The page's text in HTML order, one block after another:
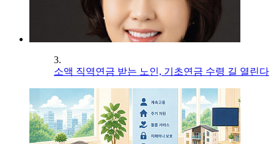
3.
소액 직역연금 받는 노인, 기초연금 수령 길 열린다